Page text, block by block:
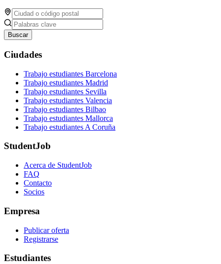
Buscar
Ciudades
Trabajo estudiantes Barcelona
Trabajo estudiantes Madrid
Trabajo estudiantes Sevilla
Trabajo estudiantes Valencia
Trabajo estudiantes Bilbao
Trabajo estudiantes Mallorca
Trabajo estudiantes A Coruña
StudentJob
Acerca de StudentJob
FAQ
Contacto
Socios
Empresa
Publicar oferta
Registrarse
Estudiantes